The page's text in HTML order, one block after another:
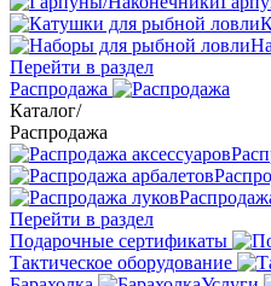
Перейти в раздел
Распродажа
Каталог/
Распродажа
Перейти в раздел
Подарочные сертификаты
Тактическое оборудование